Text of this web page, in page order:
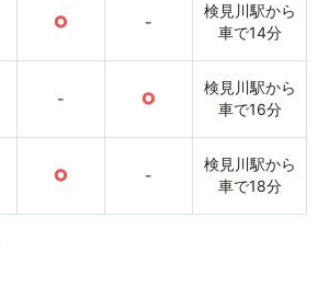
○ -
検見川駅から
車で14分
- ○
検見川駅から
車で16分
○ -
検見川駅から
車で18分